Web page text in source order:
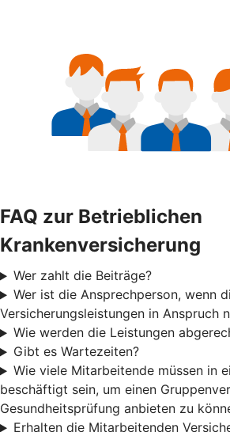
FAQ zur Betrieblichen
Krankenversicherung
Wer zahlt die Beiträge?
Wer ist die Ansprechperson, wenn
Versicherungsleistungen in Anspruch
Wie werden die Leistungen
Gibt es Wartezeiten?
Wie viele Mitarbeitende müssen in
beschäftigt sein, um einen
Gesundheitsprüfung anbieten zu
Erhalten die Mitarbeitenden